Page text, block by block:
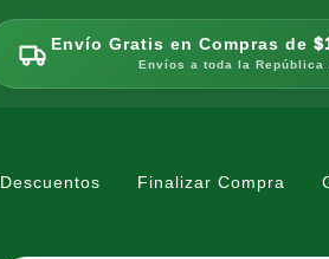
Envío Gratis en Compras de
Envíos a toda la República
Descuentos Finalizar Compra